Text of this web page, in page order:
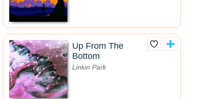
Up From The
Bottom
Linkin Park